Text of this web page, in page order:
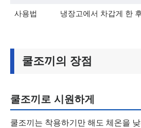
사용법 냉장고에서 차갑게 한
쿨조끼의 장점
쿨조끼로 시원하게
쿨조끼는 착용하기만 해도 체온을